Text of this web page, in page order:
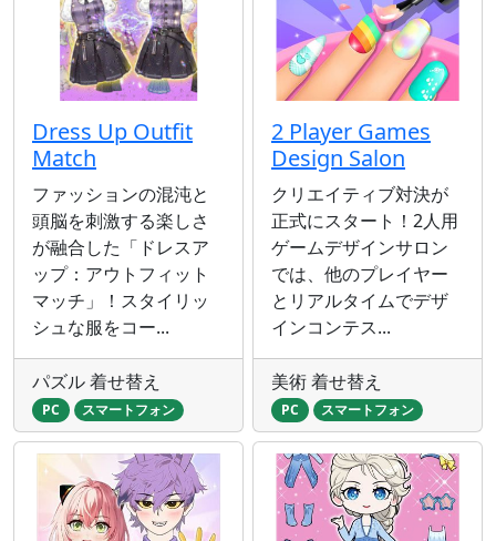
Dress Up Outfit
Match
ファッションの混沌と
頭脳を刺激する楽しさ
が融合した「ドレスア
ップ：アウトフィット
マッチ」！スタイリッ
シュな服をコー...
パズル 着せ替え
PC スマートフォン
2 Player Games
Design Salon
クリエイティブ対決が
正式にスタート！2人用
ゲームデザインサロン
では、他のプレイヤー
とリアルタイムでデザ
インコンテス...
美術 着せ替え
PC スマートフォン